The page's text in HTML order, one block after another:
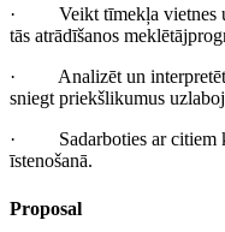
· Veikt tīmekļa vietnes
tās atrādīšanos
· Analizēt un interpretēt
sniegt priekšlikumus
· Sadarboties ar citiem
īstenošanā.
Proposal